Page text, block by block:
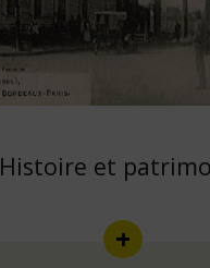
Histoire et